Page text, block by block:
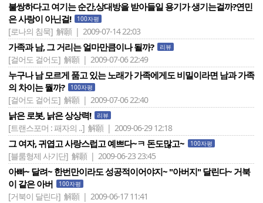
불쌍하다고 여기는 순간,상대방을 받아들일 용기가 생기는걸까?연민
은 사랑이 아닌걸!
100자평
[로나의 침묵] 解願 | 2009-07-14 22:03
가족과 남, 그 거리는 얼마만큼이나 될까? 리뷰
[걸어도 걸어도] 解願 | 2009-07-06 22:49
누구나 남 모르게 품고 있는 노래가 가족에게도 비밀이라면 남과 가족
의 차이는 뭘까?
100자평
[걸어도 걸어도] 解願 | 2009-07-06 22:40
낡은 로봇, 낡은 상상력! 리뷰
[트랜스포머 : 패자의 ..] 解願 | 2009-06-29 12:18
그 여자, 귀엽고 사랑스럽고 예쁘다~ㅋ 돈도많고~ 100자평
[블룸형제 사기단] 解願 | 2009-06-23 23:45
아빠~ 달려~ 한번만이라도 성공적이어야지~ "아버지" 달린다~ 거북
이 같은 아버
100자평
[거북이 달린다] 解願 | 2009-06-17 11:41